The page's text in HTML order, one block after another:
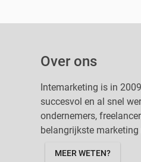
Over ons
Intemarketing is in
succesvol en al snel
ondernemers,
belangrijkste
MEER WETEN?